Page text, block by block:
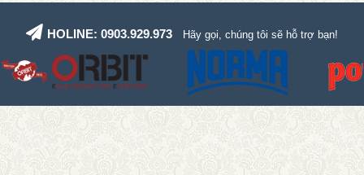
HOLINE: 0903.929.973 Hãy gọi, chúng tôi sẽ hỗ trợ bạn!